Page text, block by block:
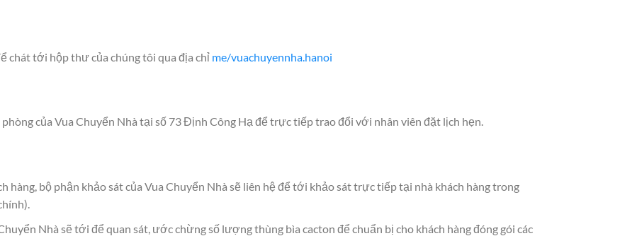
chát tới hộp thư của chúng tôi qua địa chỉ me/vuachuyennha.hanoi
của Vua Chuyển Nhà tại số 73 Định Công Hạ để trực tiếp trao đổi với nhân viên đặt lịch hẹn.
hàng, bộ phận khảo sát của Vua Chuyển Nhà sẽ liên hệ để tới khảo sát trực tiếp tại nhà khách hàng trong
Nhà sẽ tới để quan sát, ước chừng số lượng thùng bìa cacton để chuẩn bị cho khách hàng đóng gói các